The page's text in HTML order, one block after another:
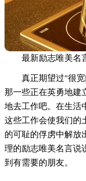
最新励志唯美名
真正期望过"很
那一些正在英勇地建
地去工作吧。在生活
这些工作会使我们的
的可耻的俘虏中解放
理的励志唯美名言说
到有需要的朋友。